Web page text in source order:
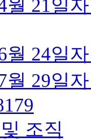
월 21일
월 24일
월 29일
조직